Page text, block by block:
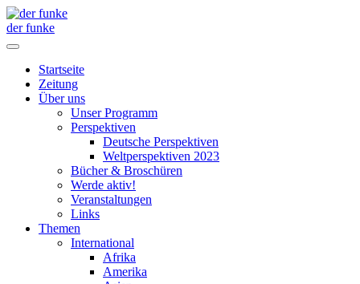
der funke
Startseite
Zeitung
Über uns
Unser Programm
Perspektiven
Deutsche Perspektiven
Weltperspektiven 2023
Bücher & Broschüren
Werde aktiv!
Veranstaltungen
Links
Themen
International
Afrika
Amerika